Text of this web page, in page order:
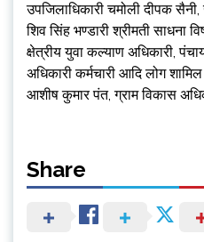
उपजिलाधिकारी चमोली दीपक
शिव सिंह भण्डारी श्रीमती साधना
क्षेत्रीय युवा कल्याण अधिकारी,
अधिकारी कर्मचारी आदि लोग
आशीष कुमार पंत, ग्राम विकास
Share